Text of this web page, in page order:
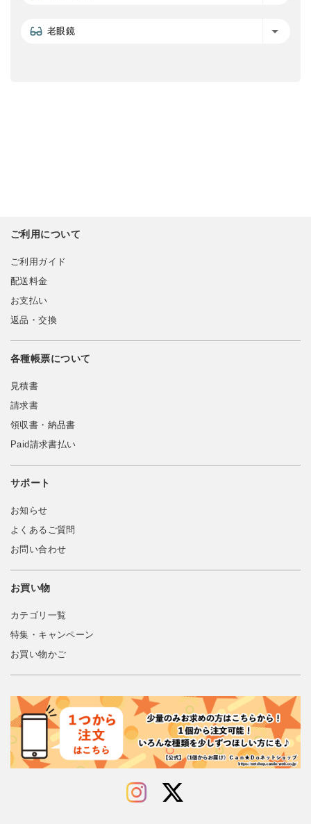
老眼鏡
ご利用について
ご利用ガイド
配送料金
お支払い
返品・交換
各種帳票について
見積書
請求書
領収書・納品書
Paid請求書払い
サポート
お知らせ
よくあるご質問
お問い合わせ
お買い物
カテゴリ一覧
特集・キャンペーン
お買い物かご